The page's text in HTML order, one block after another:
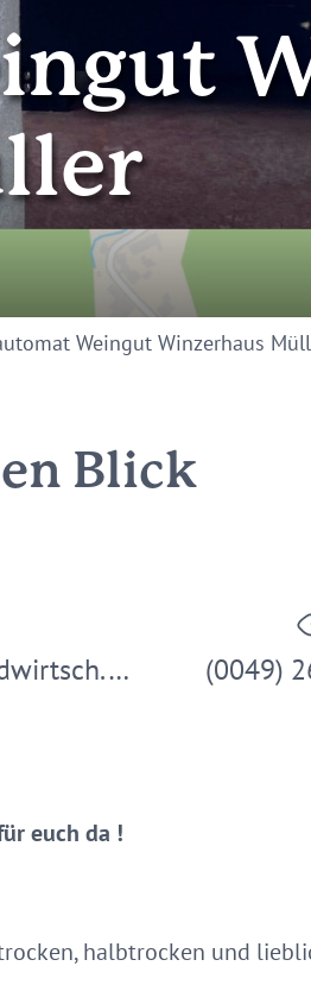
Weingut Winzerhaus
Blick
(0049)
euch da !
halbtrocken und